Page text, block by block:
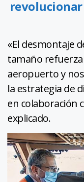
«El desmontaje
tamaño
aeropuerto y
la estrategia de
en colaboración
explicado.